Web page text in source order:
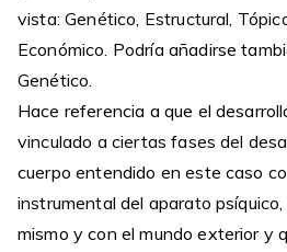
vista: Genético, Estructural,
Económico. Podría añadirse
Genético.
Hace referencia a que el
vinculado a ciertas fases del
cuerpo entendido en este caso
instrumental del aparato
mismo y con el mundo exterior y